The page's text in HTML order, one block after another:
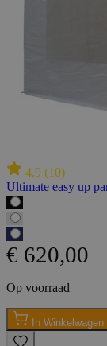
4.9 (10)
Ultimate easy up
€ 620,00
Op voorraad
In Winkelwagen